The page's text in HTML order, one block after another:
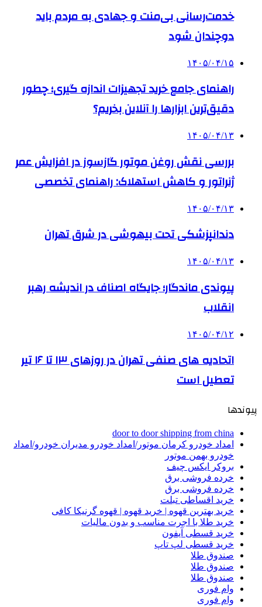
خدمت‌رسانی بی‌منت و جهادی به مردم باید
دوچندان شود
۱۴۰۵/۰۴/۱۵
راهنمای جامع خرید تجهیزات اندازه گیری؛ چطور
دقیق‌ترین ابزارها را آنلاین بخریم؟
۱۴۰۵/۰۴/۱۳
بررسی نقش روغن موتور گازسوز در افزایش عمر
ژنراتور و کاهش استهلاک: راهنمای تخصصی
۱۴۰۵/۰۴/۱۳
دندانپزشکی تحت بیهوشی در شرق تهران
۱۴۰۵/۰۴/۱۳
پیوندی ماندگار؛ جایگاه اصناف در اندیشه رهبر
انقلاب
۱۴۰۵/۰۴/۱۲
اتحادیه های صنفی تهران در روزهای ۱۳ تا ۱۶ تیر
تعطیل است
پیوندها
door to door shipping from china
امداد خودرو کرمان موتور/امداد خودرو مدیران خودرو/امداد
خودرو بهمن موتور
بروکر ایکس چیف
خرده فروشی برق
خرده فروشی برق
خرید اقساطی تبلت
خرید بهترین قهوه | خرید قهوه | قهوه گرنیکا کافی
خرید طلا با اجرت مناسب و بدون مالیات
خرید قسطی آیفون
خرید قسطی لپ تاپ
صندوق طلا
صندوق طلا
صندوق طلا
وام فوری
وام فوری